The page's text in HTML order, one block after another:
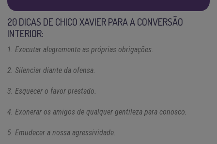
20 DICAS DE CHICO XAVIER PARA A CONVERSÃO
INTERIOR:
1. Executar alegremente as próprias obrigações.
2. Silenciar diante da ofensa.
3. Esquecer o favor prestado.
4. Exonerar os amigos de qualquer gentileza para conosco.
5. Emudecer a nossa agressividade.